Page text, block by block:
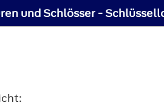
und Schlösser -